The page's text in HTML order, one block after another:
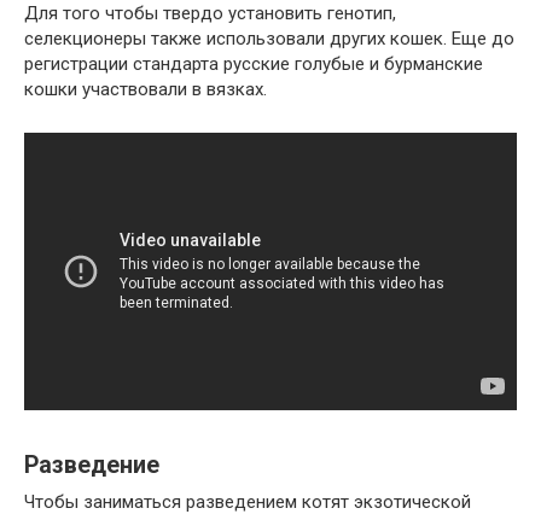
Для того чтобы твердо установить генотип,
селекционеры также использовали других кошек. Еще до
регистрации стандарта русские голубые и бурманские
кошки участвовали в вязках.
Разведение
Чтобы заниматься разведением котят экзотической